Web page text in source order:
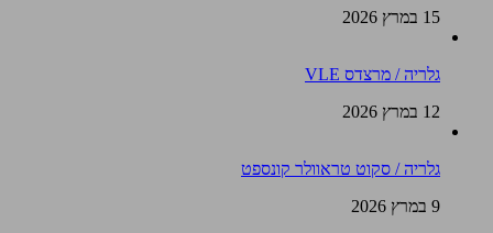
15 במרץ 2026
גלריה / מרצדס VLE
12 במרץ 2026
גלריה / סקוט טראוולר קונספט
9 במרץ 2026